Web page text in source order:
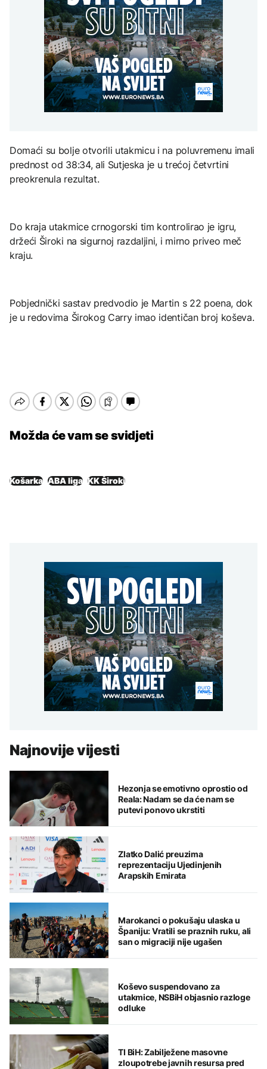
za pristupanje SEPA:
Korist za privredu ali i
građane
potrošnju
BIZNIS
BiH zvanično aplicirala
za pristupanje SEPA:
Korist za privredu ali i
građane
Grgurević traži
odgovore o planiranoj
solarnoj elektrani u
blizini Manastira Ostrog
Mediji: Ruski dronovi
napali njemački teretni
brod u Crnom moru
AKTUELNO
Ljudi u Mađarskoj
krenuli pješke preko
Dunava, stiglo
ZDRAVLJE
Šta je Ciklospora i da li
prijeti širenje u Evropi?
Sarajevo Fest početkom
septembra: Stiže
evropski pozorišni
Domaći su bolje otvorili utakmicu i na poluvremenu imali
prednost od 38:34, ali Sutjeska je u trećoj četvrtini
preokrenula rezultat.
Do kraja utakmice crnogorski tim kontrolirao je igru,
držeći Široki na sigurnoj razdaljini, i mirno priveo meč
kraju.
Pobjednički sastav predvodio je Martin s 22 poena, dok
je u redovima Širokog Carry imao identičan broj koševa.
Možda će vam se svidjeti
Košarka ABA liga KK Široki
Najnovije vijesti
Hezonja se emotivno oprostio od
Reala: Nadam se da će nam se
putevi ponovo ukrstiti
Zlatko Dalić preuzima
reprezentaciju Ujedinjenih
Arapskih Emirata
Marokanci o pokušaju ulaska u
Španiju: Vratili se praznih ruku, ali
san o migraciji nije ugašen
Koševo suspendovano za
utakmice, NSBiH objasnio razloge
odluke
TI BiH: Zabilježene masovne
zloupotrebe javnih resursa pred